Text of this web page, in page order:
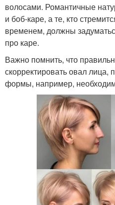
волосами. Романтичные
и боб-каре, а те, кто
временем, должны
про каре.
Важно помнить, что
скорректировать овал лица,
формы, например,